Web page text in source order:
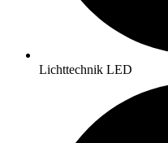
Lichttechnik LED